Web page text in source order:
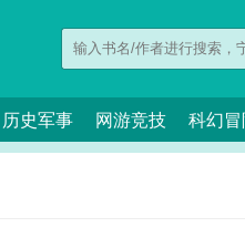
历史军事 网游竞技 科幻